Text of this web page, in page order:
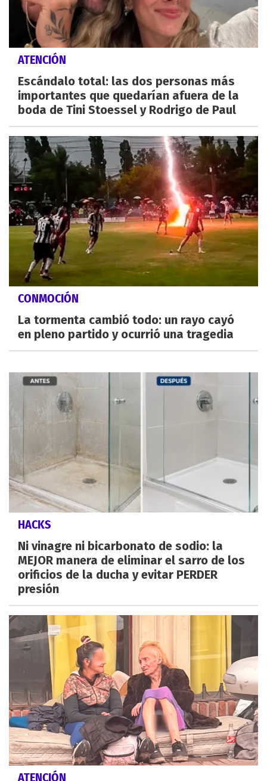
ATENCIÓN
Escándalo total: las dos personas más
importantes que quedarían afuera de la
boda de Tini Stoessel y Rodrigo de Paul
CONMOCIÓN
La tormenta cambió todo: un rayo cayó
en pleno partido y ocurrió una tragedia
HACKS
Ni vinagre ni bicarbonato de sodio: la
MEJOR manera de eliminar el sarro de los
orificios de la ducha y evitar PERDER
presión
ATENCIÓN